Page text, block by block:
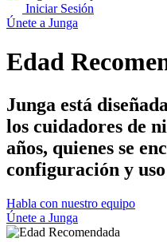
Iniciar Sesión
Únete a Junga
Edad
Junga está
los cuidadores de
años, quienes se
configuración y
Habla con nuestro equipo
Únete a Junga